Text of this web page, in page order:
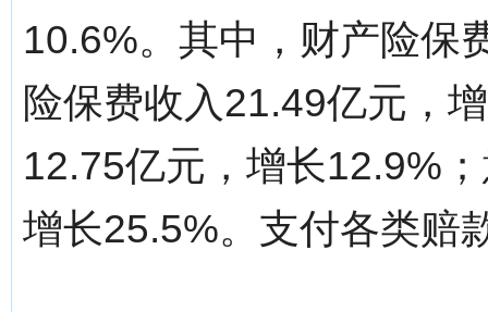
10.6%。其中，财产险保
险保费收入21.49亿元，
12.75亿元，增长12.9%
增长25.5%。支付各类赔